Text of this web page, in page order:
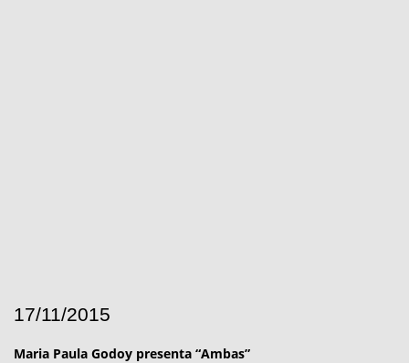
17/11/2015
Maria Paula Godoy presenta “Ambas”